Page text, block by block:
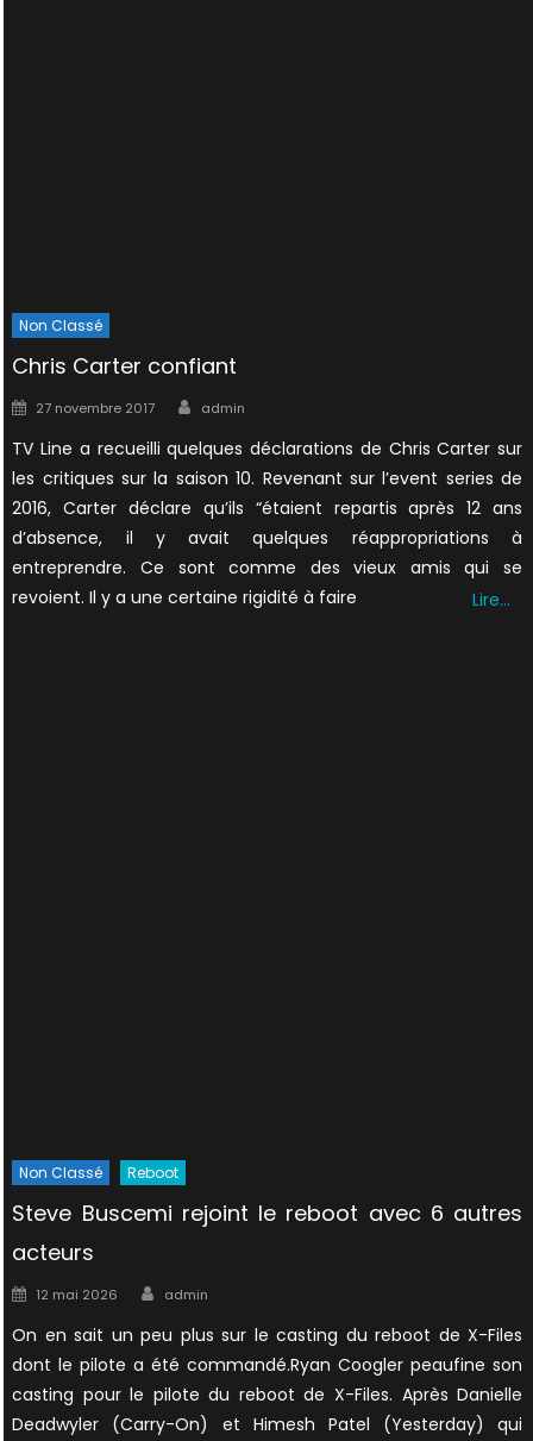
Non Classé
Chris Carter confiant
Posted
27 novembre 2017 Author
admin
TV Line a recueilli quelques déclarations de Chris Carter sur
les critiques sur la saison 10. Revenant sur l’event series de
2016, Carter déclare qu’ils “étaient repartis après 12 ans
d’absence, il y avait quelques réappropriations à
entreprendre. Ce sont comme des vieux amis qui se
revoient. Il y a une certaine rigidité à faire
Lire…
Non Classé Reboot
Steve Buscemi rejoint le reboot avec 6 autres
acteurs
Posted
12 mai 2026 Author
admin
On en sait un peu plus sur le casting du reboot de X-Files
dont le pilote a été commandé.Ryan Coogler peaufine son
casting pour le pilote du reboot de X-Files. Après Danielle
Deadwyler (Carry-On) et Himesh Patel (Yesterday) qui